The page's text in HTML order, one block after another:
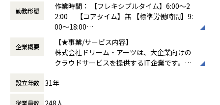
生産性を両立すべく常にチャレンジし続けています。
弊社は「協創する喜びにあふれる人と組織と社会の発展に貢
献する」 をコーポレート・ミッションに、「情報共有」と
「対話」を重視した独創的かつ高品質なソリューションとサ
ービスを提供しています。DXを求められる大企業はIT人材不
足を大きな課題として抱えています。私たちはIT人材の不足
をビジネス系人材の活用によって補うことで、大企業の業務
のデジタル化推進を支援しています。弊社は、上場を果たし
勤務形態
作業時間： 【フレキシブルタイム】6:00～2
2:00 【コアタイム】無 【標準労働時間】9:
00～18:00
働き方：
フルフレックス制
時間外労働の有無： 有（月平均20時間）
休憩時間： 60分
企業概要
【★事業/サービス内容】
株式会社ドリーム・アーツは、大企業向けの
クラウドサービスを提供するIT企業です。主
「SmartDB®」、多店舗ビジネスを支援する
設立年数 31年
従業員数 248人